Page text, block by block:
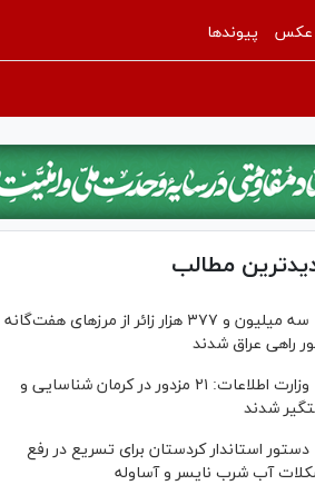
عکس پیوندها
مطالب
سه میلیون و ۳۷۷ هزار زائر از مرز‌های هفت‌گانه
راهی عراق شدند
وزارت اطلاعات: ۲۱ مزدور در کرمان شناسایی و
شدند
دستور استاندار کردستان برای تسریع در رفع
آب شرب نایسر و آساوله